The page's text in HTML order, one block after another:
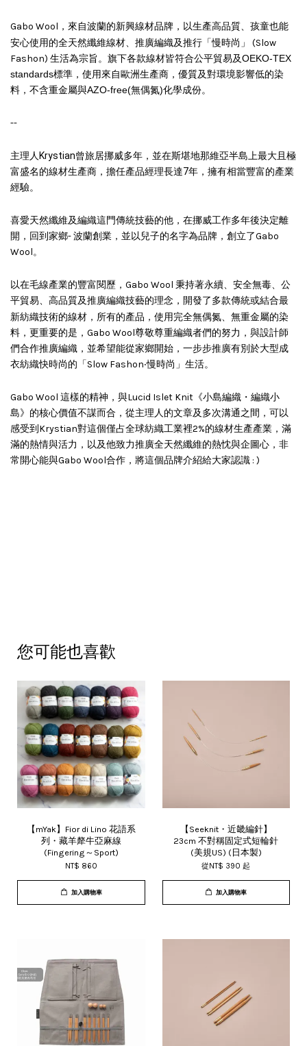
Gabo Wool，來自波蘭的新興線材品牌，以生產高品質、孩童也能
安心使用的全天然纖維線材、推廣編織及推行「慢時尚」 (Slow
Fashon) 生活為宗旨。旗下各款線材皆符合公平貿易及OEKO-TEX
standards標準，使用來自歐洲生產商，優質及對環境影響低的染
料，不含重金屬與AZO-free(無偶氮)化學成份。
--
主理人 Krystian曾旅居挪威多年，並在斯堪地那維亞半島上最大且極
富盛名的線材生產商，擔任產品經理長達7年，擁有相當豐富的產業
經驗。
喜愛天然纖維及編織這門傳統技藝的他，在挪威工作多年後決定離
開，回到家鄉- 波蘭創業，並以兒子的名字為品牌，創立了Gabo
Wool。
以在毛線產業的豐富閱歷，Gabo Wool 秉持著永續、安全無毒、公
平貿易、高品質及推廣編織技藝的理念，開發了多款傳統或結合最
新紡織技術的線材，所有的產品，使用完全無偶氮、無重金屬的染
料，更重要的是，Gabo Wool尊敬尊重編織者們的努力，與設計師
們合作推廣編織，並希望能從家鄉開始，一步步推廣有別於大型成
衣紡織快時尚的「Slow Fashon‧慢時尚」生活。
Gabo Wool 這樣的精神，與Lucid Islet Knit《小島編織・編織小
島》的核心價值不謀而合，從主理人的文章及多次溝通之間，可以
感受到Krystian對這個僅占全球紡織工業裡2%的線材生產產業，滿
滿的熱情與活力，以及他致力推廣全天然纖維的熱忱與企圖心，非
常開心能與Gabo Wool合作，將這個品牌介紹給大家認識 : )
您可能也喜歡
【mYak】Fior di Lino 花語系
列・藏羊犛牛亞麻線
(Fingering～Sport)
NT$ 860
加入購物車
【Seeknit・近畿編針】
23cm 不對稱固定式短輪針
(美規US) (日本製)
從 NT$ 390起
加入購物車